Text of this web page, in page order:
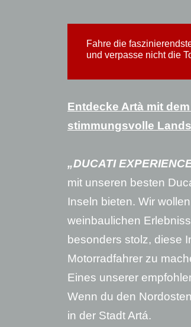
Fahre die
und verpasse nicht die
Entdecke Artà mit
stimmungsvolle
„DUCATI
mit unseren besten
Inseln bieten. Wir
weinbaulichen
besonders stolz, diese
Motorradfahrer zu
Eines unserer
Wenn du den
in der Stadt Artá.